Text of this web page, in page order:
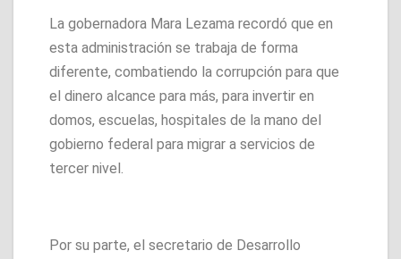
La gobernadora Mara Lezama recordó que en
esta administración se trabaja de forma
diferente, combatiendo la corrupción para que
el dinero alcance para más, para invertir en
domos, escuelas, hospitales de la mano del
gobierno federal para migrar a servicios de
tercer nivel.
Por su parte, el secretario de Desarrollo